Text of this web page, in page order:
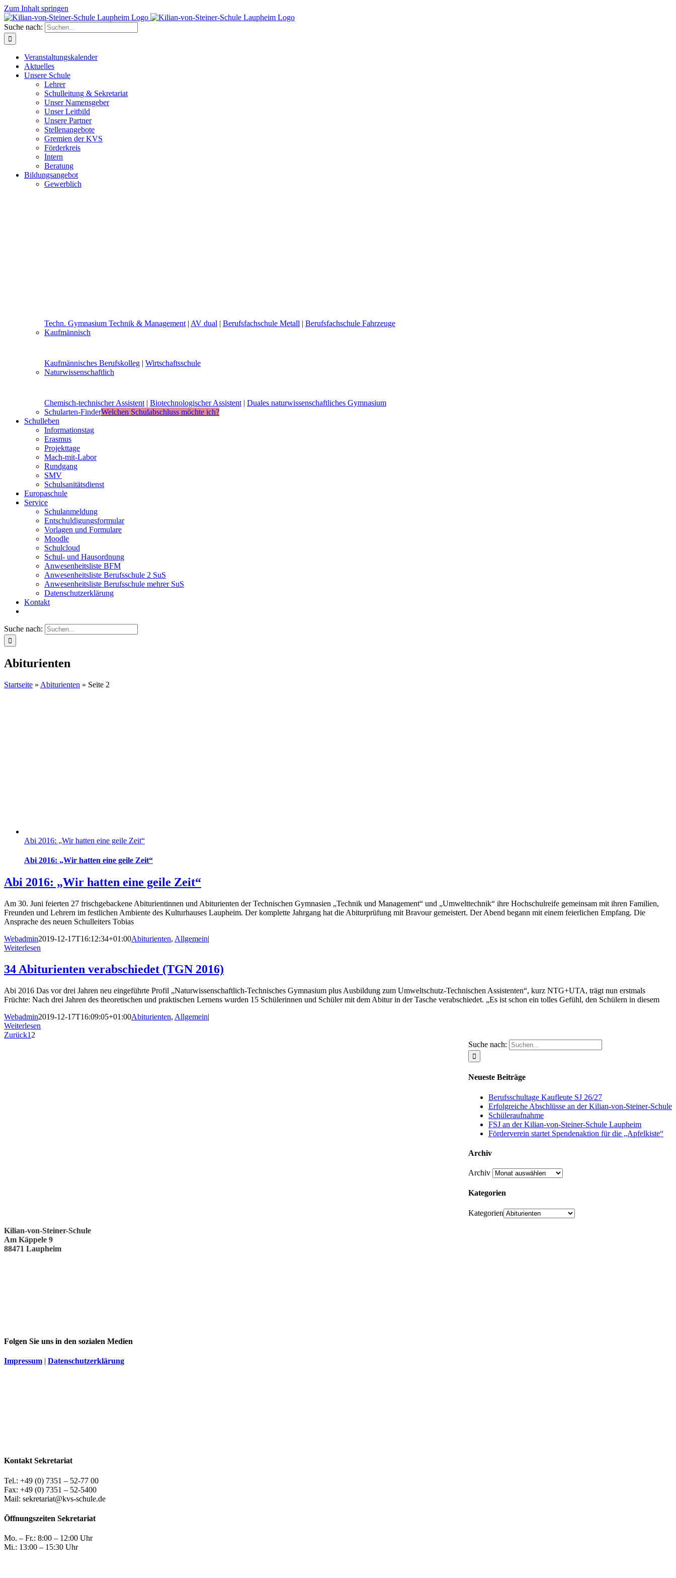
Zum Inhalt springen
Suche nach:
Veranstaltungskalender
Aktuelles
Unsere Schule
Lehrer
Schulleitung & Sekretariat
Unser Namensgeber
Unser Leitbild
Unsere Partner
Stellenangebote
Gremien der KVS
Förderkreis
Intern
Beratung
Bildungsangebot
Gewerblich
Techn. Gymnasium Technik & Management | AV dual | Berufsfachschule Metall | Berufsfachschule Fahrzeuge
Kaufmännisch
Kaufmännisches Berufskolleg | Wirtschaftsschule
Naturwissenschaftlich
Chemisch-technischer Assistent | Biotechnologischer Assistent | Duales naturwissenschaftliches Gymnasium
Schularten-FinderWelchen Schulabschluss möchte ich?
Schulleben
Informationstag
Erasmus
Projekttage
Mach-mit-Labor
Rundgang
SMV
Schulsanitätsdienst
Europaschule
Service
Schulanmeldung
Entschuldigungsformular
Vorlagen und Formulare
Moodle
Schulcloud
Schul- und Hausordnung
Anwesenheitsliste BFM
Anwesenheitsliste Berufsschule 2 SuS
Anwesenheitsliste Berufsschule mehrer SuS
Datenschutzerklärung
Kontakt
Suche nach:
Abiturienten
Startseite » Abiturienten » Seite 2
Abi 2016: „Wir hatten eine geile Zeit“
Abi 2016: „Wir hatten eine geile Zeit“
Abi 2016: „Wir hatten eine geile Zeit“
Am 30. Juni feierten 27 frischgebackene Abiturientinnen und Abiturienten der Technischen Gymnasien „Technik und Management“ und „Umwelttechnik“ ihre Hochschulreife gemeinsam mit ihren Familien,
Freunden und Lehrern im festlichen Ambiente des Kulturhauses Laupheim. Der komplette Jahrgang hat die Abiturprüfung mit Bravour gemeistert. Der Abend begann mit einem feierlichen Empfang. Die
Ansprache des neuen Schulleiters Tobias
Webadmin2019-12-17T16:12:34+01:00Abiturienten, Allgemein|
Weiterlesen
34 Abiturienten verabschiedet (TGN 2016)
Abi 2016 Das vor drei Jahren neu eingeführte Profil „Naturwissenschaftlich-Technisches Gymnasium plus Ausbildung zum Umweltschutz-Technischen Assistenten“, kurz NTG+UTA, trägt nun erstmals
Früchte: Nach drei Jahren des theoretischen und praktischen Lernens wurden 15 Schülerinnen und Schüler mit dem Abitur in der Tasche verabschiedet. „Es ist schon ein tolles Gefühl, den Schülern in diesem
Webadmin2019-12-17T16:09:05+01:00Abiturienten, Allgemein|
Weiterlesen
Zurück1 2
Suche nach:
Neueste Beiträge
Berufsschultage Kaufleute SJ 26/27
Erfolgreiche Abschlüsse an der Kilian-von-Steiner-Schule
Schüleraufnahme
FSJ an der Kilian-von-Steiner-Schule Laupheim
Förderverein startet Spendenaktion für die „Apfelkiste“
Archiv
Archiv
Kategorien
Kategorien
Kilian-von-Steiner-Schule
Am Käppele 9
88471 Laupheim
Folgen Sie uns in den sozialen Medien
Impressum | Datenschutzerklärung
Kontakt Sekretariat
Tel.: +49 (0) 7351 – 52-77 00
Fax: +49 (0) 7351 – 52-5400
Mail: sekretariat@kvs-schule.de
Öffnungszeiten Sekretariat
Mo. – Fr.: 8:00 – 12:00 Uhr
Mi.: 13:00 – 15:30 Uhr